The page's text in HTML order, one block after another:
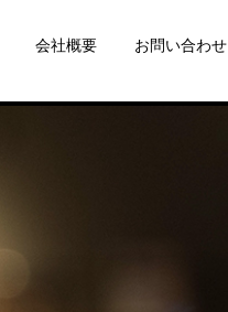
会社概要 お問い合わせ